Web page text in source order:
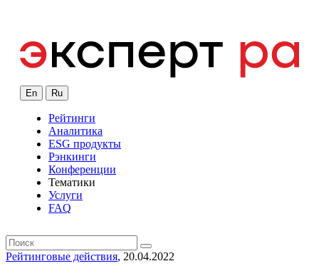
En Ru
Рейтинги
Аналитика
ESG продукты
Рэнкинги
Конференции
Тематики
Услуги
FAQ
Рейтинговые действия, 20.04.2022